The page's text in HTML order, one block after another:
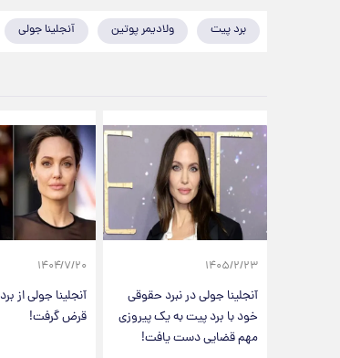
برد پیت ولادیمر پوتین آنجلینا جولى
۱۴۰۵/۲/۲۳
آنجلینا جولی در نبرد حقوقی
خود با برد پیت به یک پیروزی
مهم قضایی دست یافت!
۱۴۰۴/۷/۲۰
آنجلینا جولی از
قرض گرفت!